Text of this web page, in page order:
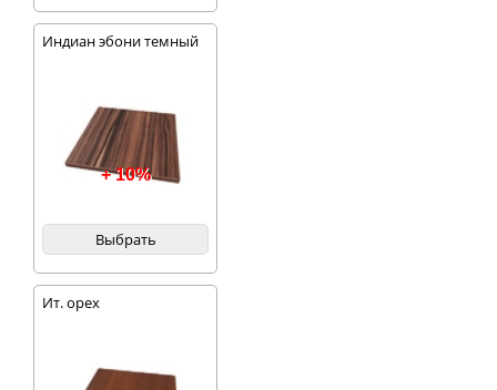
Индиан эбони темный
+ 10%
Выбрать
Ит. орех